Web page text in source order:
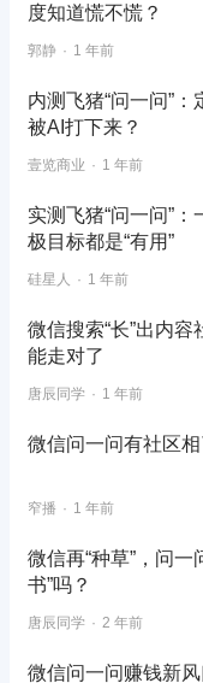
度知道慌不慌？
郭静 1 年前
内测飞猪“问一问”：
被AI打下来？
壹览商业 1 年前
实测飞猪“问一问”
极目标都是“有用”
硅星人 1 年前
微信搜索“长”出内
能走对了
唐辰同学 1 年前
微信问一问有社区相
窄播 1 年前
微信再“种草”，问一
书”吗？
唐辰同学 2 年前
微信问一问赚钱新